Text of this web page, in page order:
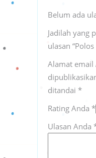
Belum ada
Jadilah yang
ulasan
Alamat email
ditandai *
Rating Anda *
Ulasan Anda